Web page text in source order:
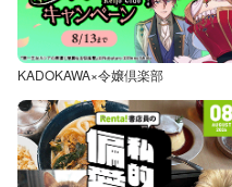
KADOKAWA×令嬢倶楽部